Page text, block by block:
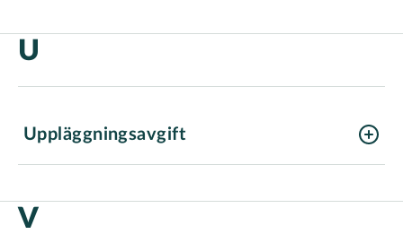
U
Uppläggningsavgift
V